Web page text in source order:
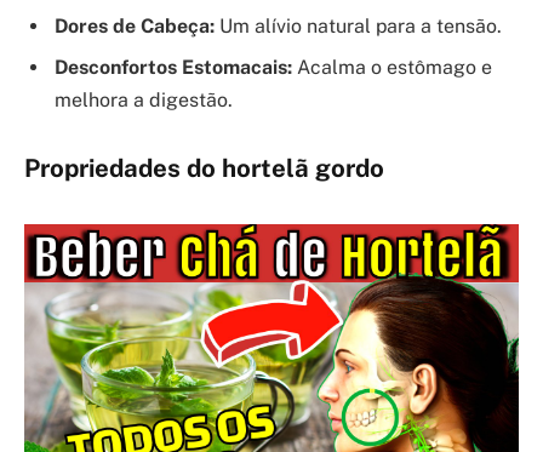
Dores de Cabeça: Um alívio natural para a tensão.
Desconfortos Estomacais: Acalma o estômago e
melhora a digestão.
Propriedades do hortelã gordo